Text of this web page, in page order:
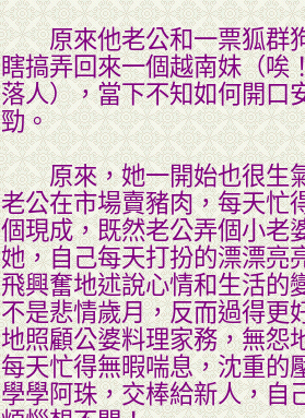
原來他老公和一票狐群狗
瞎搞弄回來一個越南妹（唉
落人），當下不知如何開口
勁。
原來，她一開始也很生氣
老公在市場賣豬肉，每天忙
個現成，既然老公弄個小老
她，自己每天打扮的漂漂亮
飛興奮地述說心情和生活的
不是悲情歲月，反而過得更
地照顧公婆料理家務，無怨
每天忙得無暇喘息，沈重的
學學阿珠，交棒給新人，自